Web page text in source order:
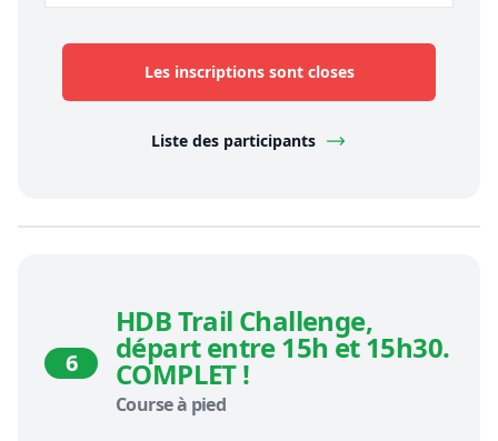
Les inscriptions sont closes
Liste des participants
6
HDB Trail Challenge,
départ entre 15h et 15h30.
COMPLET !
Course à pied